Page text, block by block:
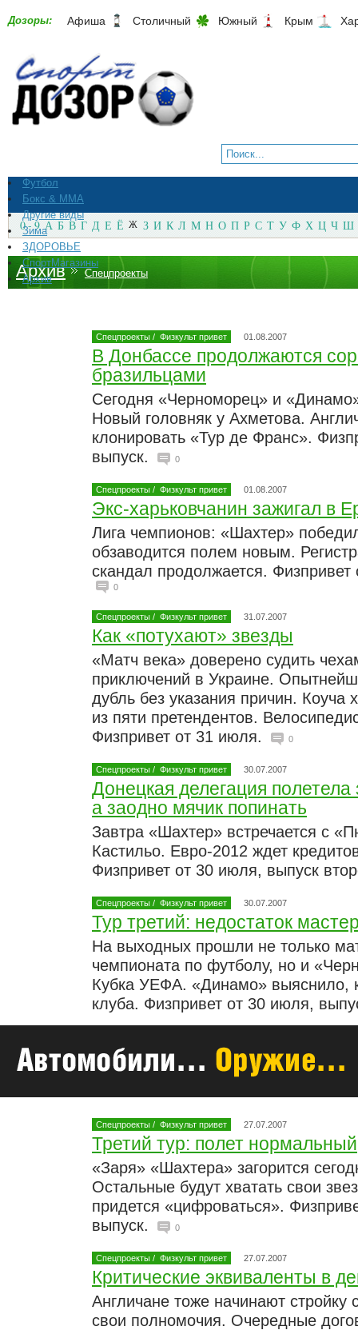
Дозоры: Афиша Столичный Южный Крым
Футбол
Бокс & ММА
Другие виды
Зима
ЗДОРОВЬЕ
СпортМагазины
Архив
0 - 9 А Б В Г Д Е Ё Ж З И К Л М Н О П Р С Т У Ф Х Ц Ч Ш
Архив Спецпроекты
Спецпроекты / Физкульт привет 01.08.2007
В Донбассе продолжаются
бразильцами
Сегодня «Черноморец» и
Новый головняк у Ахметова.
клонировать «Тур де Франс».
выпуск.
0
Спецпроекты / Физкульт привет 01.08.2007
Экс-харьковчанин зажигал в
Лига чемпионов: «Шахтер»
обзаводится полем новым.
скандал продолжается. Физпривет
0
Спецпроекты / Физкульт привет 31.07.2007
Как «потухают» звезды
«Матч века» доверено судить
приключений в Украине.
дубль без указания причин. Коуча
из пяти претендентов.
Физпривет от 31 июля.
0
Спецпроекты / Физкульт привет 30.07.2007
Донецкая делегация
а заодно мячик попинать
Завтра «Шахтер» встречается с
Кастильо. Евро-2012 ждет
Физпривет от 30 июля, выпуск
Спецпроекты / Физкульт привет 30.07.2007
Тур третий: недостаток
На выходных прошли не только
чемпионата по футболу, но и
Кубка УЕФА. «Динамо» выяснило,
клуба. Физпривет от 30 июля,
Спецпроекты / Физкульт привет 27.07.2007
Третий тур: полет нормальный
«Заря» «Шахтера» загорится
Остальные будут хватать свои
придется «цифроваться».
выпуск.
0
Спецпроекты / Физкульт привет 27.07.2007
Критические эквиваленты в
Англичане тоже начинают
свои полномочия. Очередные